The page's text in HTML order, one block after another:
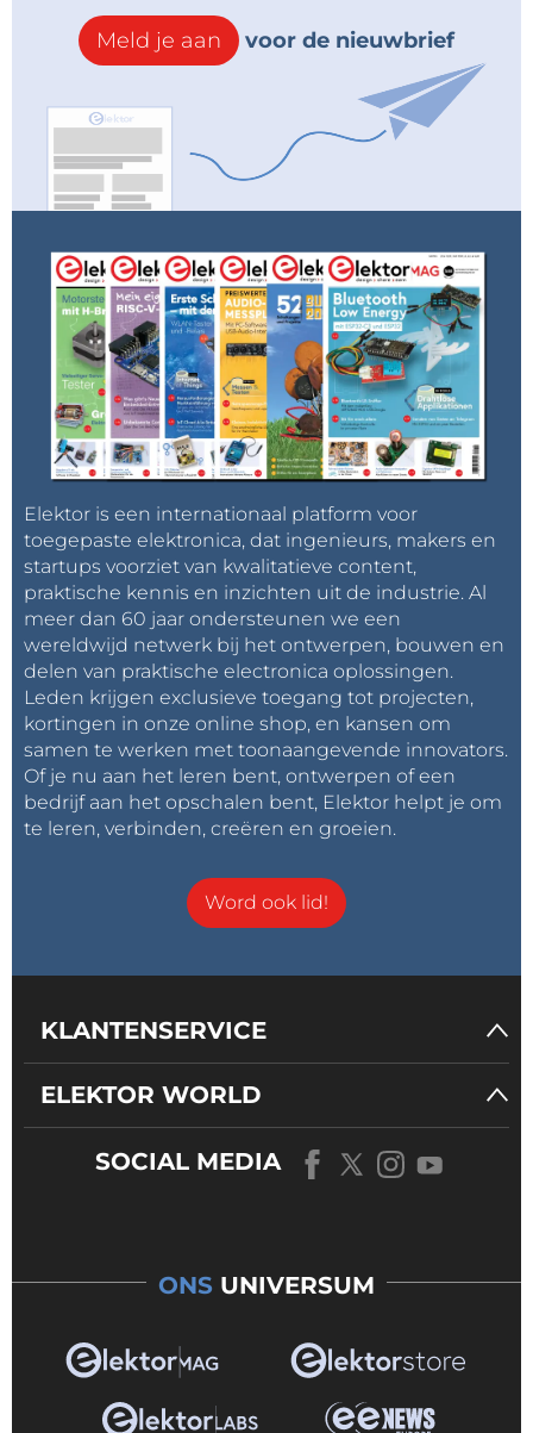
Meld je aan voor de nieuwbrief
Elektor is een internationaal platform voor
toegepaste elektronica, dat ingenieurs, makers en
startups voorziet van kwalitatieve content,
praktische kennis en inzichten uit de industrie. Al
meer dan 60 jaar ondersteunen we een
wereldwijd netwerk bij het ontwerpen, bouwen en
delen van praktische electronica oplossingen.
Leden krijgen exclusieve toegang tot projecten,
kortingen in onze online shop, en kansen om
samen te werken met toonaangevende innovators.
Of je nu aan het leren bent, ontwerpen of een
bedrijf aan het opschalen bent, Elektor helpt je om
te leren, verbinden, creëren en groeien.
Word ook lid!
KLANTENSERVICE
ELEKTOR WORLD
SOCIAL MEDIA
ONS UNIVERSUM